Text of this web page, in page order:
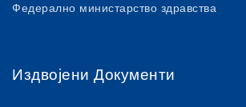
Федерално министарство здравства
Издвојени Документи